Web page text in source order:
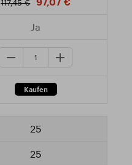
117,45 €
Ja
25
25